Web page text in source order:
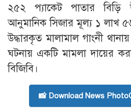
২৫২ প্যাকেট পাতার বিড়ি
আনুমানিক সিজার মূল্য ১ লাখ
উদ্ধারকৃত মালামাল গাংনী
ঘটনায় একটি মামলা দায়ের
বিজিবি।
📸 Download News